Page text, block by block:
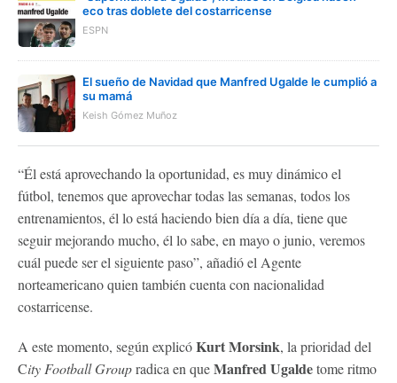
eco tras doblete del costarricense
ESPN
El sueño de Navidad que Manfred Ugalde le cumplió a
su mamá
Keish Gómez Muñoz
“Él está aprovechando la oportunidad, es muy dinámico el
fútbol, tenemos que aprovechar todas las semanas, todos los
entrenamientos, él lo está haciendo bien día a día, tiene que
seguir mejorando mucho, él lo sabe, en mayo o junio, veremos
cuál puede ser el siguiente paso”, añadió el Agente
norteamericano quien también cuenta con nacionalidad
costarricense.
A este momento, según explicóKurt Morsink, la prioridad del
City Football Groupradica en queManfred Ugaldetome ritmo